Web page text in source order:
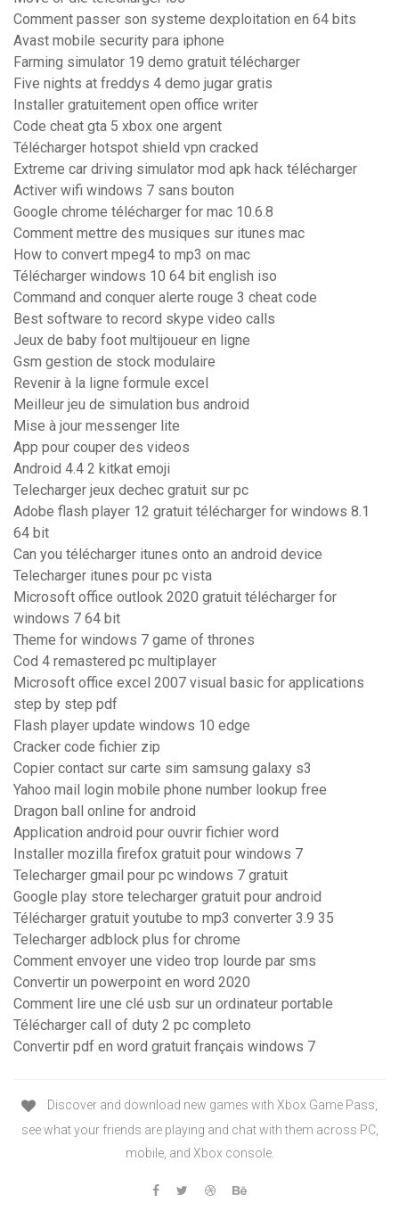
Comment passer son systeme dexploitation en 64 bits
Avast mobile security para iphone
Farming simulator 19 demo gratuit télécharger
Five nights at freddys 4 demo jugar gratis
Installer gratuitement open office writer
Code cheat gta 5 xbox one argent
Télécharger hotspot shield vpn cracked
Extreme car driving simulator mod apk hack télécharger
Activer wifi windows 7 sans bouton
Google chrome télécharger for mac 10.6.8
Comment mettre des musiques sur itunes mac
How to convert mpeg4 to mp3 on mac
Télécharger windows 10 64 bit english iso
Command and conquer alerte rouge 3 cheat code
Best software to record skype video calls
Jeux de baby foot multijoueur en ligne
Gsm gestion de stock modulaire
Revenir à la ligne formule excel
Meilleur jeu de simulation bus android
Mise à jour messenger lite
App pour couper des videos
Android 4.4 2 kitkat emoji
Telecharger jeux dechec gratuit sur pc
Adobe flash player 12 gratuit télécharger for windows 8.1
64 bit
Can you télécharger itunes onto an android device
Telecharger itunes pour pc vista
Microsoft office outlook 2020 gratuit télécharger for
windows 7 64 bit
Theme for windows 7 game of thrones
Cod 4 remastered pc multiplayer
Microsoft office excel 2007 visual basic for applications
step by step pdf
Flash player update windows 10 edge
Cracker code fichier zip
Copier contact sur carte sim samsung galaxy s3
Yahoo mail login mobile phone number lookup free
Dragon ball online for android
Application android pour ouvrir fichier word
Installer mozilla firefox gratuit pour windows 7
Telecharger gmail pour pc windows 7 gratuit
Google play store telecharger gratuit pour android
Télécharger gratuit youtube to mp3 converter 3.9 35
Telecharger adblock plus for chrome
Comment envoyer une video trop lourde par sms
Convertir un powerpoint en word 2020
Comment lire une clé usb sur un ordinateur portable
Télécharger call of duty 2 pc completo
Convertir pdf en word gratuit français windows 7
Discover and download new games with Xbox Game Pass,
see what your friends are playing and chat with them across PC,
mobile, and Xbox console.